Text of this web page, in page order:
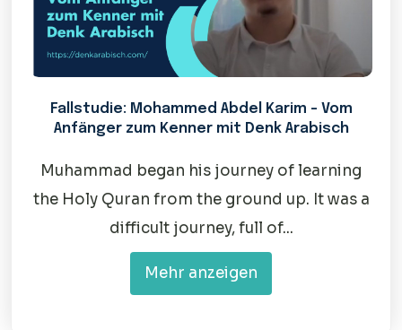
Fallstudie: Mohammed Abdel Karim – Vom
Anfänger zum Kenner mit Denk Arabisch
Muhammad began his journey of learning
the Holy Quran from the ground up. It was a
difficult journey, full of...
Mehr anzeigen